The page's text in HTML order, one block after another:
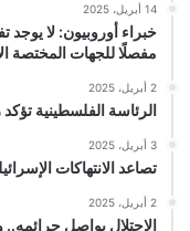
14 أبريل، 2025
خبراء أوروبيون: لا يوجد
مفصلًا للجهات المختصة
2 أبريل، 2025
الرئاسة الفلسطينية
3 أبريل، 2025
تصاعد الانتهاكات
2 أبريل، 2025